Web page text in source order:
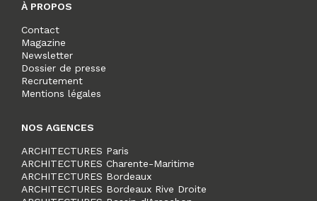
À PROPOS
Contact
Magazine
Newsletter
Dossier de presse
Recrutement
Mentions légales
NOS AGENCES
ARCHITECTURES Paris
ARCHITECTURES Charente-Maritime
ARCHITECTURES Bordeaux
ARCHITECTURES Bordeaux Rive Droite